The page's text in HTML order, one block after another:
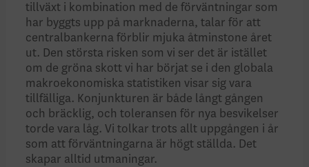
tillväxt i kombination med de förväntningar som
har byggts upp på marknaderna, talar för att
centralbankerna förblir mjuka åtminstone året
ut. Den största risken som vi ser det är istället
om de gröna skott vi har börjat se i den globala
makroekono­miska statistiken visar sig vara
tillfälliga. Konjunkturen är både långt gången
och bräcklig, och toleransen för nya besvi­kelser
torde vara låg. Vi tolkar trots allt uppgången i år
som att förväntningarna är högt ställda. Det
skapar alltid utmaningar.